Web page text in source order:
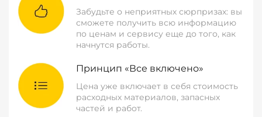
Забудьте о неприятных сюрпризах: вы
сможете получить всю информацию
по ценам и сервису еще до того, как
начнутся работы.
Принцип «Все включено»
Цена уже включает в себя стоимость
расходных материалов, запасных
частей и работ.